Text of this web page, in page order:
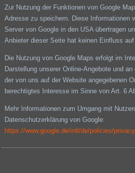
Zur Nutzung der Funktionen von Google
Adresse zu speichern. Diese Informationen
Server von Google in den USA übertragen
Anbieter dieser Seite hat keinen Einfluss
Die Nutzung von Google Maps erfolgt im
Darstellung unserer Online-Angebote und
der von uns auf der Website angegebenen
berechtigtes Interesse im Sinne von Art. 6
Mehr Informationen zum Umgang mit
Datenschutzerklärung von Google:
https://www.google.de/intl/de/policies/